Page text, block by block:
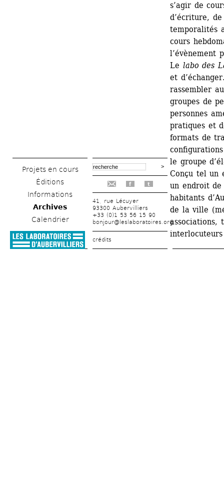
Projets en cours
Éditions
Informations
Archives
Calendrier
f t
41, rue Lécuyer
93300 Aubervilliers
+33 (0)1 53 56 15 90
bonjour@leslaboratoires.org
crédits
s’agir de
d’écriture,
temporalités
cours
l’évènement
Le labo des
et
rassembler
groupes de
personnes
pratiques et
formats de
le groupe
Conçu tel un
un endroit de
habitants
de la ville
associations,